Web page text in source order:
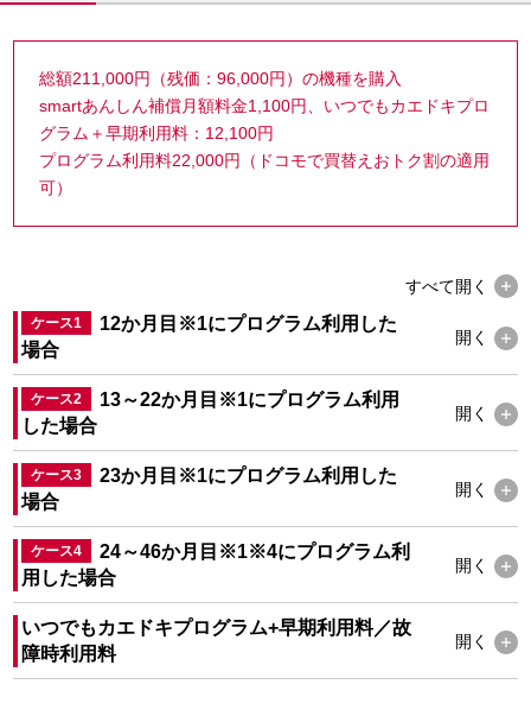
総額211,000円（残価：96,000円）の機種を購入
smartあんしん補償月額料金1,100円、いつでもカエドキプロ
グラム＋早期利用料：12,100円
プログラム利用料22,000円（ドコモで買替えおトク割の適用
可）
すべて開く
ケース1 12か月目 ※1にプログラム利用した
場合
開く
ケース2 13～22か月目 ※1にプログラム利用
した場合
開く
ケース3 23か月目 ※1にプログラム利用した
場合
開く
ケース4 24～46か月目 ※1※4にプログラム利
用した場合
開く
いつでもカエドキプログラム+早期利用料／故
障時利用料
開く